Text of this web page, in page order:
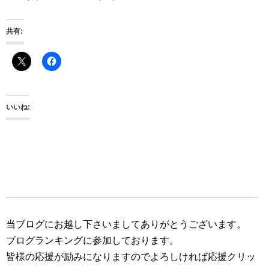
共有:
いいね:
当ブログにお越し下さいましてありがとうございます。
ブログランキングに参加しております。
皆様の応援が励みになりますのでよろしければ応援クリッ